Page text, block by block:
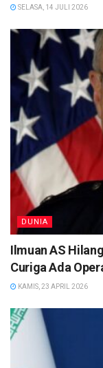
SELASA, 14 JULI 2026
DUNIA
Ilmuan AS
Curiga Ada
KAMIS, 23 APRIL 2026